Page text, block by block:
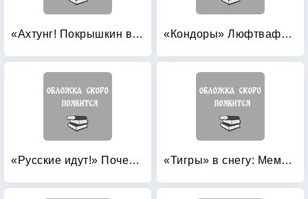
«Ахтунг! Покрышкин в воздухе!» «Сталинский сокол» №1 «Кондоры» Люфтваффе: Дальний бомбардировщик и разведчик Fw 200 «Condor»
«Русские идут!» Почему боятся России? «Тигры» в снегу: Мемуары танкового аса